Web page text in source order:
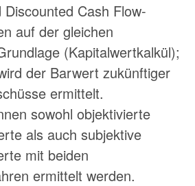
Cash Flow-
auf der gleichen
(Kapitalwertkalkül);
der Barwert zukünftiger
ermittelt.
sowohl objektivierte
als auch subjektive
mit beiden
ermittelt werden.